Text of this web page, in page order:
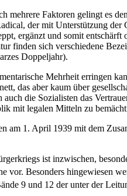
Faktoren gelingt es
der mit Unterstützung
ergänzt und somit
finden sich verschiedene
Doppeljahr).
Mehrheit erringen
das aber kaum über
die Sozialisten das
mit legalen Mitteln zu
am 1. April 1939 mit dem
ist inzwischen,
vor. Besonders hingewiesen
9 und 12 der unter der